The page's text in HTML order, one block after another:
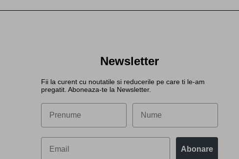
Newsletter
Fii la curent cu noutatile si reducerile pe care ti le-am
pregatit. Aboneaza-te la Newsletter.
Abonare